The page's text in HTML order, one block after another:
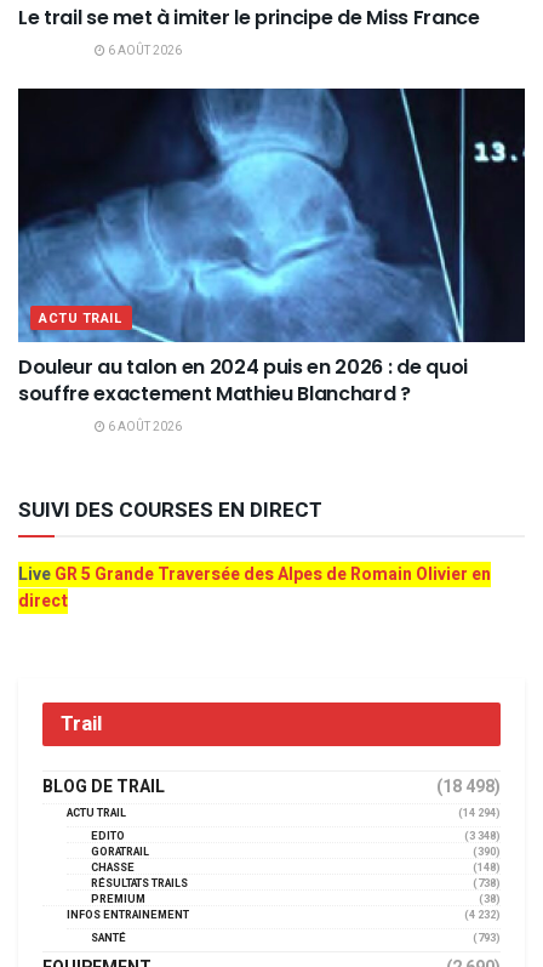
Le trail se met à imiter le principe de Miss France
6 AOÛT 2026
ACTU TRAIL
Douleur au talon en 2024 puis en 2026 : de quoi
souffre exactement Mathieu Blanchard ?
6 AOÛT 2026
SUIVI DES COURSES EN DIRECT
LiveGR 5 Grande Traversée des Alpes de Romain Olivier en
direct
Trail
BLOG DE TRAIL (18 498)
ACTU TRAIL
(14 294)
EDITO
(3 348)
GORATRAIL
(390)
CHASSE
(148)
RÉSULTATS TRAILS
(738)
PREMIUM
(38)
INFOS ENTRAINEMENT
(4 232)
SANTÉ
(793)